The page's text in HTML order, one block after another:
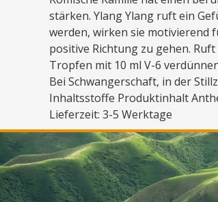
stärken. Ylang Ylang ruft ein
werden, wirken sie motivierend
positive Richtung zu gehen.
Tropfen mit 10 ml V-6
Bei Schwangerschaft, in der
Inhaltsstoffe Produktinhalt
Lieferzeit: 3-5 Werktage